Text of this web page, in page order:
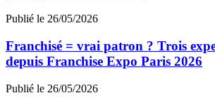
Publié le 26/05/2026
Franchisé = vrai patron ? Trois
depuis Franchise Expo Paris 2026
Publié le 26/05/2026